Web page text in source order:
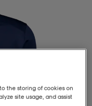
the storing of cookies on
site usage, and assist